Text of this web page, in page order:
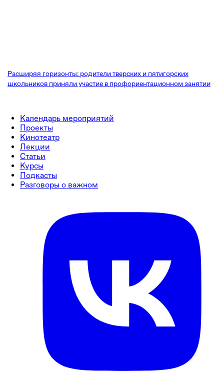
Расширяя горизонты: родители тверских и пятигорских
школьников приняли участие в профориентационном занятии
Календарь мероприятий
Проекты
Кинотеатр
Лекции
Статьи
Курсы
Подкасты
Разговоры о важном